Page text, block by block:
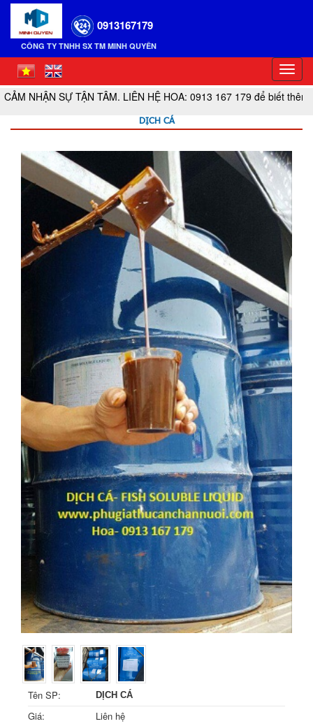
CÔNG TY TNHH SX TM MINH QUYÊN
0913167179
SỰ TẬN TÂM. LIÊN HỆ HOA: 0913 167 179 để biết thêm thông
DỊCH CÁ
Tên SP: DỊCH CÁ
Giá: Liên hệ